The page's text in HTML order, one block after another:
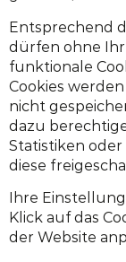
Entsprechend
dürfen ohne
funktionale
Cookies
nicht
dazu
Statistiken
diese
Ihre
Klick auf das
der Website